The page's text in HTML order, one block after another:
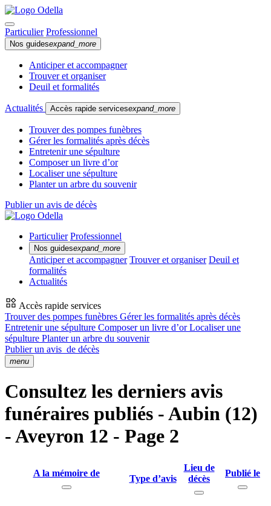
Particulier Professionnel
Nos guidesexpand_more
Anticiper et accompagner
Trouver et organiser
Deuil et formalités
Actualités Accès rapide servicesexpand_more
Trouver des pompes funèbres
Gérer les formalités après décès
Entretenir une sépulture
Composer un livre d’or
Localiser une sépulture
Planter un arbre du souvenir
Publier un avis de décès
Particulier Professionnel
Nos guidesexpand_more
Anticiper et accompagner Trouver et organiser Deuil et
formalités
Actualités
Accès rapide services
Trouver des pompes funèbres Gérer les formalités après décès
Entretenir une sépulture Composer un livre d’orLocaliser une
sépulture Planter un arbre du souvenir
Publier un avis de décès
menu
Consultez les derniers avis
funéraires publiés - Aubin (12)
- Aveyron 12 - Page 2
A la mémoire de
Type d’avis
Lieu de
décès
Publié le